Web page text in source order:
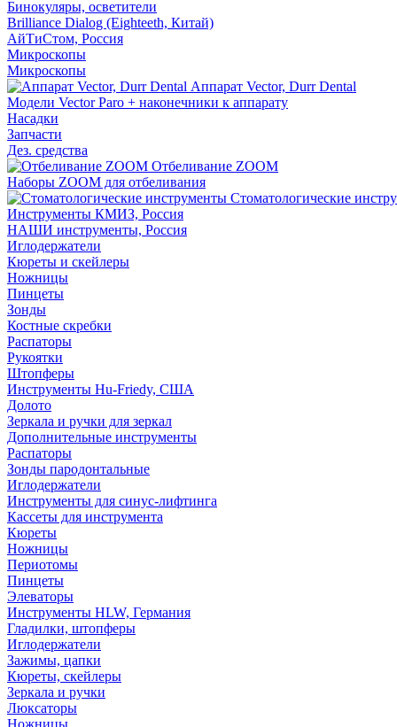
Бинокуляры, осветители
Brilliance Dialog (Eighteeth, Китай)
АйТиСтом, Россия
Микроскопы
Микроскопы
Аппарат Vector, Durr Dental
Модели Vector Paro + наконечники к аппарату
Насадки
Запчасти
Дез. средства
Отбеливание ZOOM
Наборы ZOOM для отбеливания
Стоматологические
Инструменты КМИЗ, Россия
НАШИ инструменты, Россия
Иглодержатели
Кюреты и скейлеры
Ножницы
Пинцеты
Зонды
Костные скребки
Распаторы
Рукоятки
Штопферы
Инструменты Hu-Friedy, США
Долото
Зеркала и ручки для зеркал
Дополнительные инструменты
Распаторы
Зонды пародонтальные
Иглодержатели
Инструменты для синус-лифтинга
Кассеты для инструмента
Кюреты
Ножницы
Периотомы
Пинцеты
Элеваторы
Инструменты HLW, Германия
Гладилки, штопферы
Иглодержатели
Зажимы, цапки
Кюреты, скейлеры
Зеркала и ручки
Люксаторы